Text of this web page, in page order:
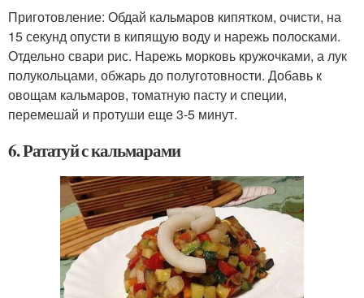
Приготовление: Обдай кальмаров кипятком, очисти, на
15 секунд опусти в кипящую воду и нарежь полосками.
Отдельно свари рис. Нарежь морковь кружочками, а лук
полукольцами, обжарь до полуготовности. Добавь к
овощам кальмаров, томатную пасту и специи,
перемешай и протуши еще 3-5 минут.
6. Рататуй с кальмарами